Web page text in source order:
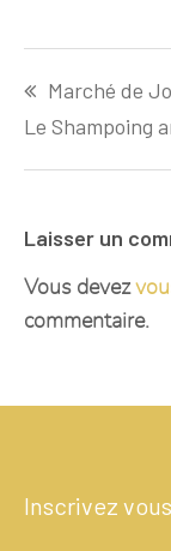
Marché de
Le Shampoing
Laisser un
Vous devez
commentaire.
Inscrivez